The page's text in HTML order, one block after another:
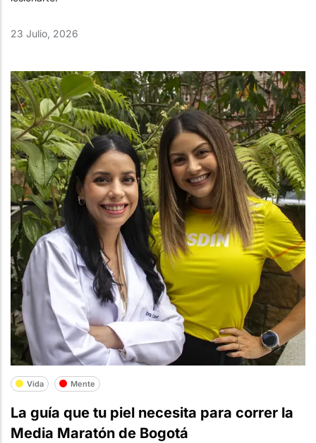
23 Julio, 2026
Vida Mente
La guía que tu piel necesita para correr la
Media Maratón de Bogotá